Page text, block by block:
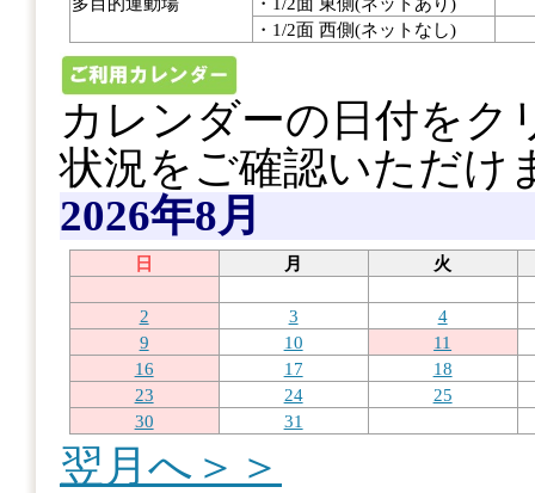
・1/2面 西側(ネットなし)
カレンダーの日付をク
状況をご確認いただけ
2026年8月
日 月 火
2 3
4
9
10
11
16
17
18
23
24
25
30
31
翌月へ＞＞